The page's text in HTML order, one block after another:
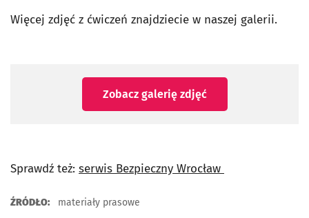
Więcej zdjęć z ćwiczeń znajdziecie w naszej galerii.
Zobacz galerię zdjęć
Sprawdź też: serwis Bezpieczny Wrocław
ŹRÓDŁO: materiały prasowe